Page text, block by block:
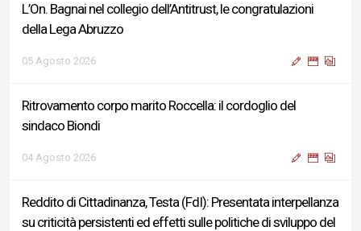
L’On. Bagnai nel collegio dell’Antitrust, le congratulazioni
della Lega Abruzzo
05 Agosto 2026
Ritrovamento corpo marito Roccella: il cordoglio del
sindaco Biondi
04 Agosto 2026
Reddito di Cittadinanza, Testa (FdI): Presentata interpellanza
su criticità persistenti ed effetti sulle politiche di sviluppo del